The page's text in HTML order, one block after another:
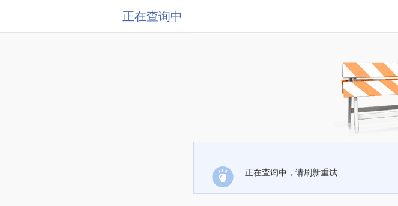
正在查询中
正在查询中，请刷新重试